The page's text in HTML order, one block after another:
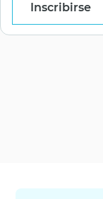
Inscribirse